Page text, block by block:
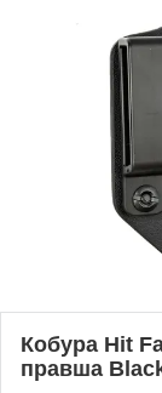
Кобура Hit
правша